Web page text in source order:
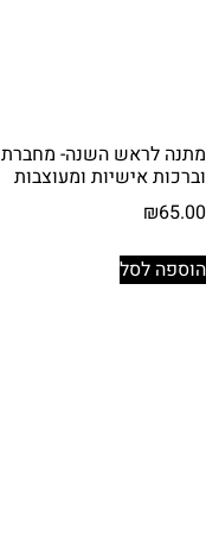
מתנה לראש השנה- מחברת
וברכות אישיות ומעוצבות
₪65.00
הוספה לסל